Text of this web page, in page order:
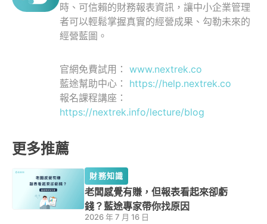
時、可信賴的財務報表資訊，讓中小企業管理
者可以輕鬆掌握真實的經營成果、勾勒未來的
經營藍圖。
官網免費試用： www.nextrek.co
藍途幫助中心： https://help.nextrek.co
報名課程講座：
https://nextrek.info/lecture/blog
更多推薦
財務知識
老闆感覺有賺，但報表看起來卻虧
錢？藍途專家帶你找原因
2026 年 7 月 16 日